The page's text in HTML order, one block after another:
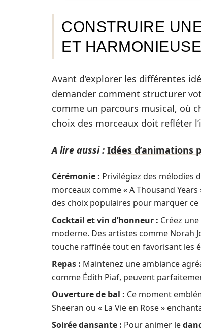
CONSTRUIRE
ET HARMONIEUSE
Avant d’explorer les différentes
demander comment structurer
comme un parcours musical, où
choix des morceaux doit refléter
A lire aussi : Idées
Cérémonie : Privilégiez des mélodies
morceaux comme « A Thousand
des choix populaires pour marquer
Cocktail et vin d’honneur : Créez
moderne. Des artistes comme Norah
touche raffinée tout en favorisant les
Repas : Maintenez une ambiance
comme Édith Piaf, peuvent
Ouverture de bal : Ce moment
Sheeran ou « La Vie en Rose »
Soirée dansante : Pour animer le